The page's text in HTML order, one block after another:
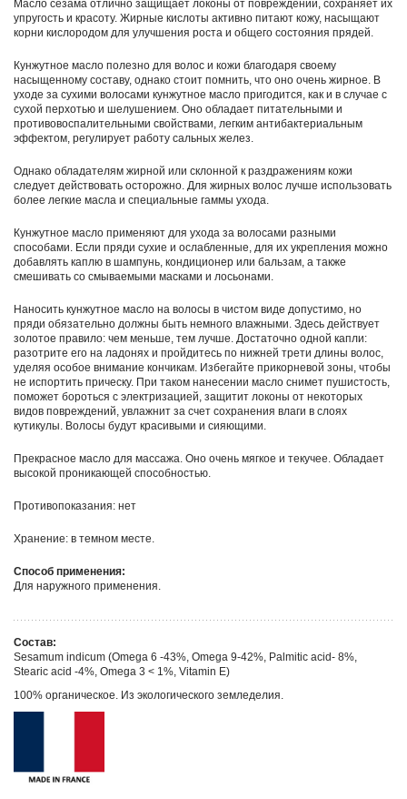
Масло сезама отлично защищает локоны от повреждений, сохраняет их
упругость и красоту. Жирные кислоты активно питают кожу, насыщают
корни кислородом для улучшения роста и общего состояния прядей.
Кунжутное масло полезно для волос и кожи благодаря своему
насыщенному составу, однако стоит помнить, что оно очень жирное. В
уходе за сухими волосами кунжутное масло пригодится, как и в случае с
сухой перхотью и шелушением. Оно обладает питательными и
противовоспалительными свойствами, легким антибактериальным
эффектом, регулирует работу сальных желез.
Однако обладателям жирной или склонной к раздражениям кожи
следует действовать осторожно. Для жирных волос лучше использовать
более легкие масла и специальные гаммы ухода.
Кунжутное масло применяют для ухода за волосами разными
способами. Если пряди сухие и ослабленные, для их укрепления можно
добавлять каплю в шампунь, кондиционер или бальзам, а также
смешивать со смываемыми масками и лосьонами.
Наносить кунжутное масло на волосы в чистом виде допустимо, но
пряди обязательно должны быть немного влажными. Здесь действует
золотое правило: чем меньше, тем лучше. Достаточно одной капли:
разотрите его на ладонях и пройдитесь по нижней трети длины волос,
уделяя особое внимание кончикам. Избегайте прикорневой зоны, чтобы
не испортить прическу. При таком нанесении масло снимет пушистость,
поможет бороться с электризацией, защитит локоны от некоторых
видов повреждений, увлажнит за счет сохранения влаги в слоях
кутикулы. Волосы будут красивыми и сияющими.
Прекрасное масло для массажа. Оно очень мягкое и текучее. Обладает
высокой проникающей способностью.
Противопоказания: нет
Хранение: в темном месте.
Способ применения:
Для наружного применения.
Состав:
Sesamum indicum (Omega 6 -43%, Omega 9-42%, Palmitic acid- 8%,
Stearic acid -4%, Omega 3 < 1%, Vitamin E)
100% органическое. Из экологического земледелия.